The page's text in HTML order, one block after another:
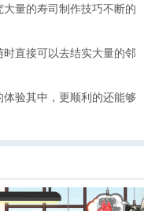
量的寿司制作技巧不断的
直接可以去结实大量的邻
验其中，更顺利的还能够